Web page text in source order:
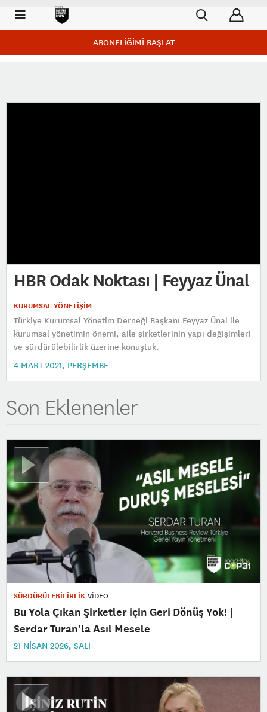
ABONELİĞİMİ BAŞLAT
HBR Odak Noktası | Feyyaz Ünal
KURUMSAL YÖNETİŞİM
Türkiye Kurumsal Yönetim Derneği Başkanı Feyyaz Ünal ile
kurumsal yönetimin önemi, aile şirketlerinin yapı değişimleri
ve sürdürülebilirlik üzerine konuştuk.
4 MART 2021, PERŞEMBE
Son Eklenenler
SÜRDÜRÜLEBİLİRLİK VİDEO
Bu Yola Çıkan Şirketler için Geri Dönüş Yok! |
Serdar Turan'la Asıl Mesele
21 NISAN 2026, SALI